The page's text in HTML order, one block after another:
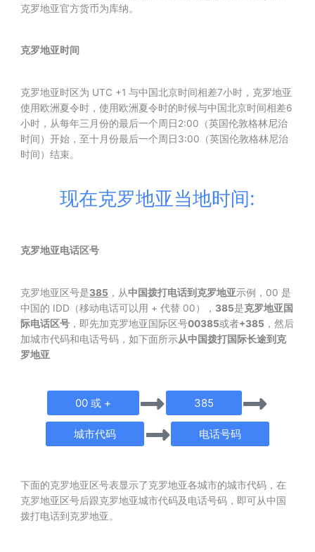
克罗地亚官方货币为库纳。
克罗地亚时间
克罗地亚时区为 UTC +1 与中国北京时间相差7小时，克罗地亚
使用欧洲夏令时，使用欧洲夏令时的时候与中国北京时间相差6
小时，从每年三月份的最后一个周日2:00（英国伦敦格林尼治
时间）开始，至十月份最后一个周日3:00（英国伦敦格林尼治
时间）结束。
现在克罗地亚当地时间:
克罗地亚电话区号
克罗地亚区号是385 ，从中国拨打电话到克罗地亚示例，00 是
中国的 IDD（移动电话可以用 + 代替 00）， 385是克罗地亚国
际电话区号 ，即先加克罗地亚国际区号00385或者+385 ，然后
加城市代码和电话号码，如下面所示从中国拨打国际长途到克
罗地亚
00 或 + 385
城市代码 电话号码
下面的克罗地亚区号表显示了克罗地亚各城市的城市代码，在
克罗地亚区号后跟克罗地亚城市代码及电话号码，即可从中国
拨打电话到克罗地亚。